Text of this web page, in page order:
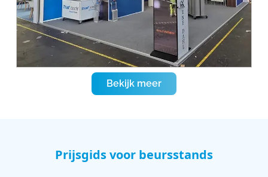
Bekijk meer
Prijsgids voor beursstands